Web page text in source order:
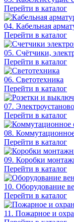
Перейти в каталог
04. Кабельная
Перейти в каталог
05. Счётчики,
Перейти в каталог
06. Светотехника
Перейти в каталог
07.
Перейти в каталог
08.
Перейти в каталог
09. Коробки
Перейти в каталог
10. Оборудование
Перейти в каталог
11. Пожарное и